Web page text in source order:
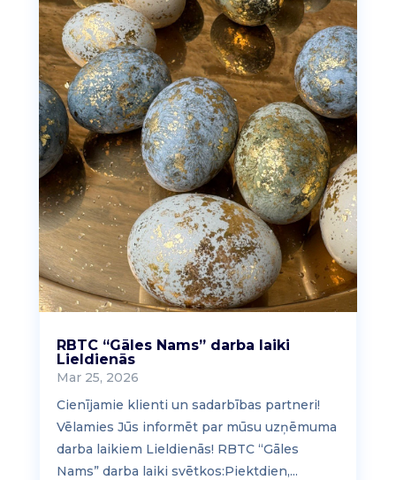
RBTC “Gāles Nams” darba laiki
Lieldienās
Mar 25, 2026
Cienījamie klienti un sadarbības partneri!
Vēlamies Jūs informēt par mūsu uzņēmuma
darba laikiem Lieldienās! RBTC “Gāles
Nams” darba laiki svētkos:Piektdien,...